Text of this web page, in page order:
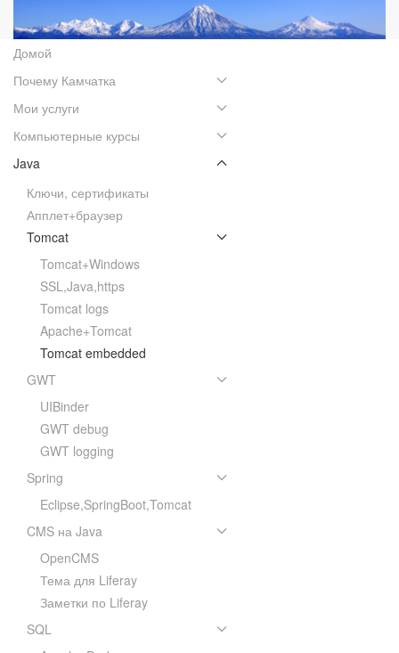
Домой
Почему Камчатка
Мои услуги
Компьютерные курсы
Java
Ключи, сертификаты
Апплет+браузер
Tomcat
Tomcat+Windows
SSL,Java,https
Tomcat logs
Apache+Tomcat
Tomcat embedded
GWT
UIBinder
GWT debug
GWT logging
Spring
Eclipse,SpringBoot,Tomcat
CMS на Java
OpenCMS
Тема для Liferay
Заметки по Liferay
SQL